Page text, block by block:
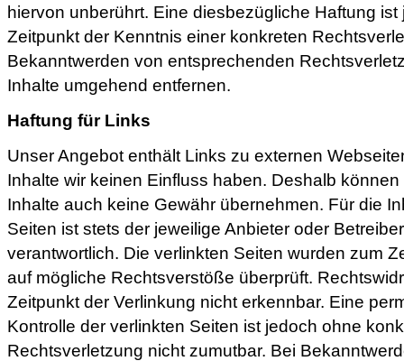
hiervon unberührt. Eine diesbezügliche Haftung
Zeitpunkt der Kenntnis einer konkreten
Bekanntwerden von entsprechenden
Inhalte umgehend entfernen.
Haftung für Links
Unser Angebot enthält Links zu externen
Inhalte wir keinen Einfluss haben. Deshalb
Inhalte auch keine Gewähr übernehmen. Für die
Seiten ist stets der jeweilige Anbieter oder
verantwortlich. Die verlinkten Seiten wurden zum
auf mögliche Rechtsverstöße überprüft.
Zeitpunkt der Verlinkung nicht erkennbar. Eine
Kontrolle der verlinkten Seiten ist jedoch ohne
Rechtsverletzung nicht zumutbar. Bei